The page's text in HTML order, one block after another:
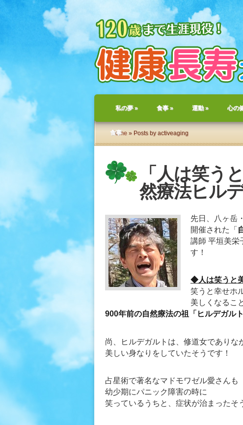
私の夢» 食事» 運動» 心の
食事
Home » Posts by activeaging
「人は笑う
然療法ヒル
先日、八ヶ岳
開催された「
講師 平垣美栄
す！
◆人は笑うと
笑うと幸せホ
美しくなるこ
900年前の自然療法の祖「ヒルデガルト
尚、ヒルデガルトは、修道女でありな
美しい身なりをしていたそうです！
占星術で著名なマドモワゼル愛さんも
幼少期にパニック障害の時に
笑っているうちと、症状が治まったそ